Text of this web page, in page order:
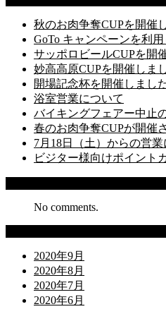
秋のお肉争奪CUPを開催
GoTo キャンペーンを利
サッポロビールCUPを開
妙高高原CUPを開催しま
開場記念杯を開催しまし
浴室営業について
バイキングフェアー中止
春のお肉争奪CUPが開催
7月18日（土）からの営業
ビジター様向けポイント
No comments.
2020年9月
2020年8月
2020年7月
2020年6月